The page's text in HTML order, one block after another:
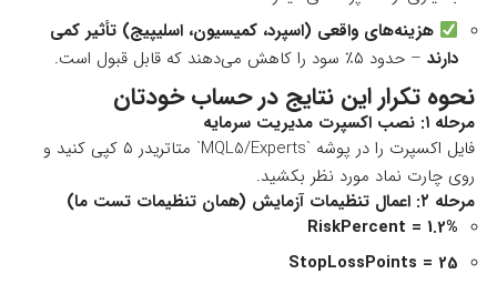
هزینه‌های واقعی (اسپرد، کمیسیون، اسلیپیج) تأثیر کمی
دارند – حدود ۵٪ سود را کاهش می‌دهند که قابل قبول است.
نحوه تکرار این نتایج در حساب خودتان
مرحله ۱: نصب اکسپرت مدیریت سرمایه
فایل اکسپرت را در پوشه `MQL5/Experts` متاتریدر ۵ کپی کنید و
روی چارت نماد مورد نظر بکشید.
مرحله ۲: اعمال تنظیمات آزمایش (همان تنظیمات تست ما)
RiskPercent = 1.2%
StopLossPoints = 25